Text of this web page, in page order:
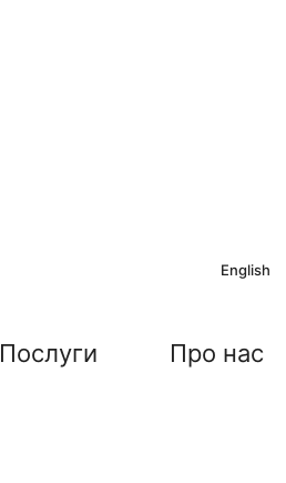
English
Послуги Про нас